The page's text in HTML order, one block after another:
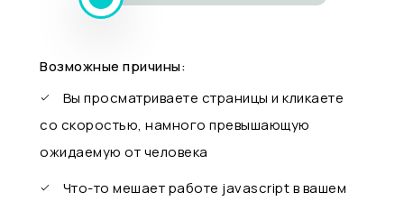
Возможные причины:
Вы просматриваете страницы и кликаете
со скоростью, намного превышающую
ожидаемую от человека
Что-то мешает работе javascript в вашем